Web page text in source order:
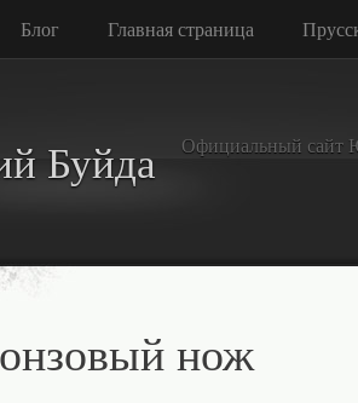
Блог Главная страница
Буйда Официальный сайт
нож